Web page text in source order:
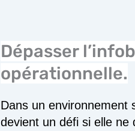
Dépasser
opérationnelle.
Dans un environnement
devient un défi si elle ne